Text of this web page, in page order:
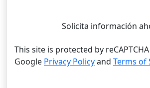
Solicita información
This site is protected by
Google Privacy Policyand Terms of